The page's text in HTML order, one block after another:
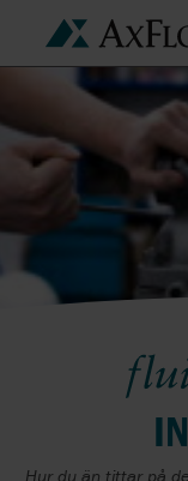
Hur du än tittar på